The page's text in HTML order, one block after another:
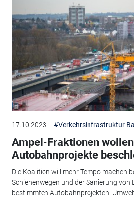
17.10.2023 #Verkehrsinfrastruktur
Ampel-Fraktionen
Autobahnprojekte
Die Koalition will mehr Tempo machen
Schienenwegen und der Sanierung von
bestimmten Autobahnprojekten.